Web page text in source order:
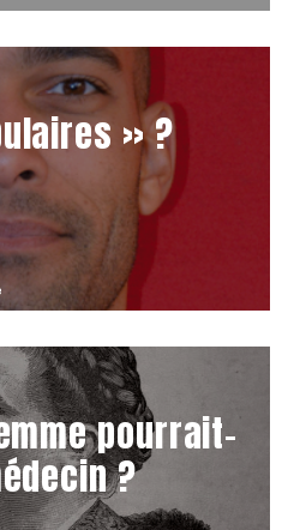
» ?
pourrait-
?